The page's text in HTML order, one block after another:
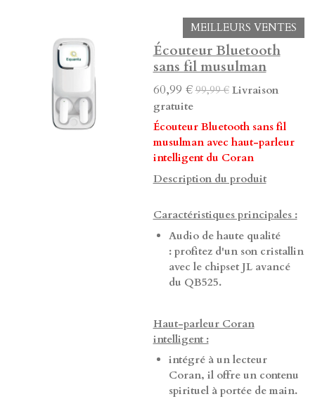
t
e
t
e
s
e
MEILLEURS VENTES
Écouteur Bluetooth
sans fil musulman
60,99 € 99,99 € Livraison
gratuite
Écouteur Bluetooth sans fil
musulman avec haut-parleur
intelligent du Coran
Description du produit
Caractéristiques principales :
Audio de haute qualité
: profitez d'un son cristallin
avec le chipset JL avancé
du QB525.
Haut-parleur Coran
intelligent :
intégré à un lecteur
Coran, il offre un contenu
spirituel à portée de main.